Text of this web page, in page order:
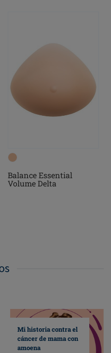
Balance Essential
Volume Delta
Mi historia contra el
cáncer de mama con
amoena